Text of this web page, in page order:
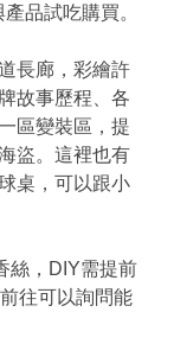
品試吃購買。
長廊，彩繪許
故事歷程、各
區變裝區，提
盜。這裡也有
桌，可以跟小
絲，DIY需提前
往可以詢問能